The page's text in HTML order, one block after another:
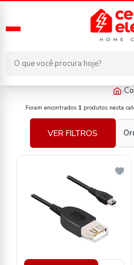
›
fabricante/comtac
Foram encontrados 1 produtos nesta
VER FILTROS